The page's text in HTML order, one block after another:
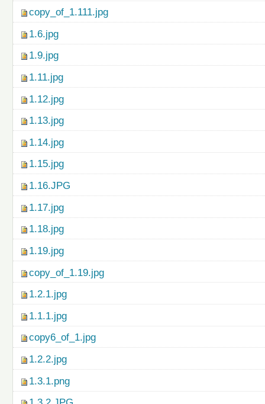
copy_of_1.111.jpg
1.6.jpg
1.9.jpg
1.11.jpg
1.12.jpg
1.13.jpg
1.14.jpg
1.15.jpg
1.16.JPG
1.17.jpg
1.18.jpg
1.19.jpg
copy_of_1.19.jpg
1.2.1.jpg
1.1.1.jpg
copy6_of_1.jpg
1.2.2.jpg
1.3.1.png